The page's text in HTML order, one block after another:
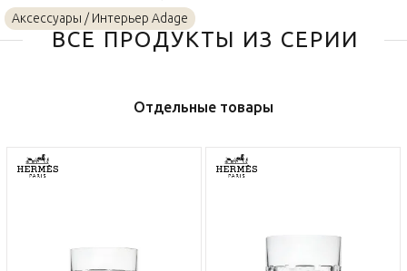
Аксессуары / Интерьер Adage
ВСЕ ПРОДУКТЫ ИЗ СЕРИИ
Отдельные товары